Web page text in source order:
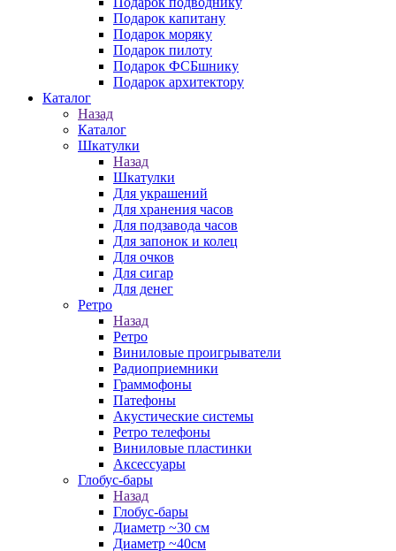
Подарок капитану
Подарок моряку
Подарок пилоту
Подарок ФСБшнику
Подарок архитектору
Каталог
Назад
Каталог
Шкатулки
Назад
Шкатулки
Для украшений
Для хранения часов
Для подзавода часов
Для запонок и колец
Для очков
Для сигар
Для денег
Ретро
Назад
Ретро
Виниловые проигрыватели
Радиоприемники
Граммофоны
Патефоны
Акустические системы
Ретро телефоны
Виниловые пластинки
Аксессуары
Глобус-бары
Назад
Глобус-бары
Диаметр ~30 см
Диаметр ~40см